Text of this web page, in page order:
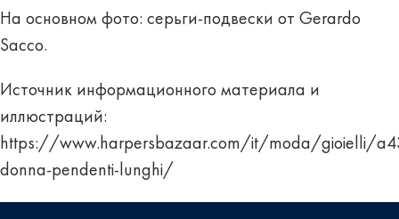
На основном фото: серьги-подвески от Gerardo
Sacco.
Источник информационного материала и
иллюстраций:
https://www.harpersbazaar.com/it/moda/gioielli/
donna-pendenti-lunghi/